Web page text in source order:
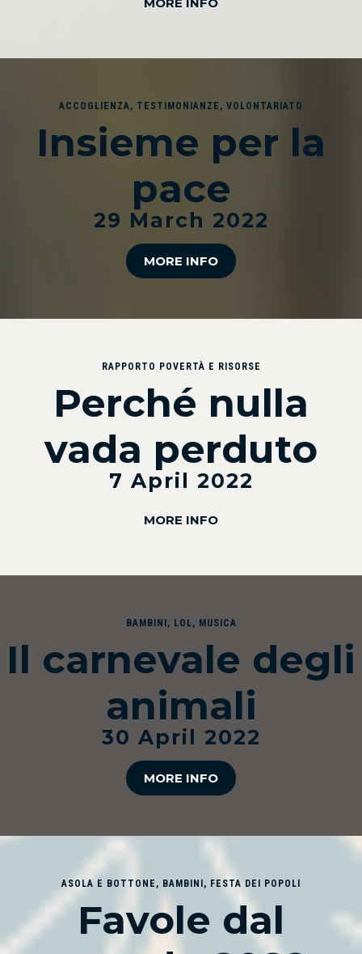
ACCOGLIENZA, TESTIMONIANZE , VOLONTARIATO
Insieme per la
pace
29 March 2022
MORE INFO
RAPPORTO POVERTÀ E RISORSE
Perché nulla
vada perduto
7 April 2022
MORE INFO
BAMBINI , LOL, MUSICA
Il carnevale degli
animali
30 April 2022
MORE INFO
ASOLA E BOTTONE , BAMBINI , FESTA DEI POPOLI
Favole dal